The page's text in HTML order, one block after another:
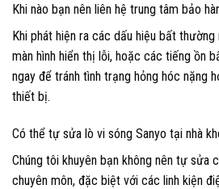
Khi nào bạn nên liên hệ trung tâm bảo
Khi phát hiện ra các dấu hiệu bất
màn hình hiển thị lỗi, hoặc các tiếng ồn
ngay để tránh tình trạng hỏng hóc nặng
thiết bị.
Có thể tự sửa lò vi sóng Sanyo tại nhà
Chúng tôi khuyên bạn không nên tự sửa
chuyên môn, đặc biệt với các linh kiện